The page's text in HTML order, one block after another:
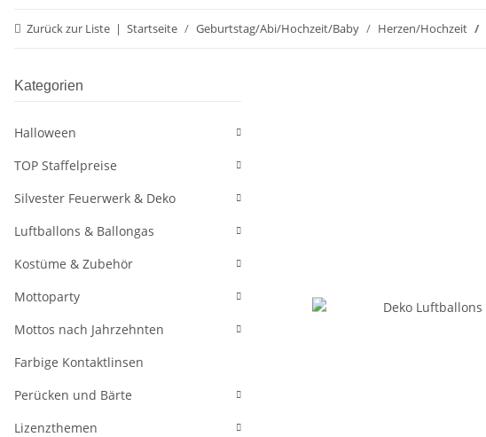
Zurück zur Liste Startseite Geburtstag/Abi/Hochzeit/Baby Herzen/Hochzeit
Kategorien
Halloween
TOP Staffelpreise
Silvester Feuerwerk & Deko
Luftballons & Ballongas
Kostüme & Zubehör
Mottoparty
Mottos nach Jahrzehnten
Farbige Kontaktlinsen
Perücken und Bärte
Lizenzthemen